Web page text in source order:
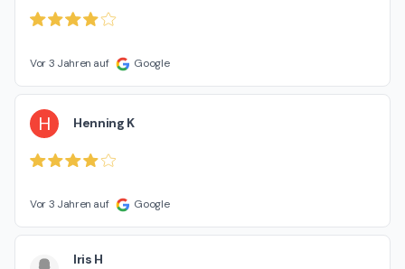
Vor 3 Jahren auf Google
H Henning K
Vor 3 Jahren auf Google
Iris H